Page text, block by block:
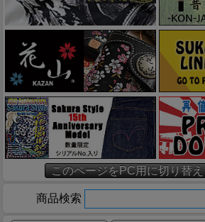
このページをPC用に切り替え
商品検索